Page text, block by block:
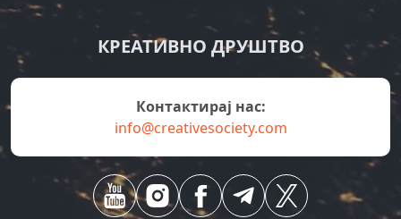
КРЕАТИВНО ДРУШТВО
Контактирај нас:
info@creativesociety.com